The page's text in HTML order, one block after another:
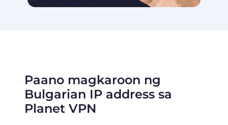
Paano magkaroon ng
Bulgarian IP address sa
Planet VPN